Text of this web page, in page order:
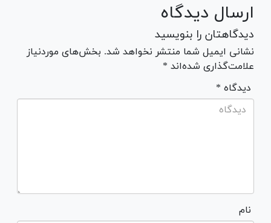
ارسال دیدگاه
دیدگاهتان را بنویسید
نشانی ایمیل شما منتشر نخواهد شد. بخش‌های موردنیاز
علامت‌گذاری شده‌اند *
* دیدگاه
نام